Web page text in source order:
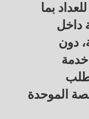
بما
داخل
دون
خدمة
الموحدة